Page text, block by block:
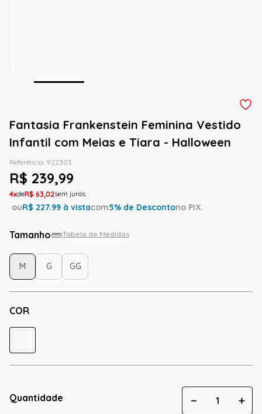
Fantasia Frankenstein Feminina Vestido
Infantil com Meias e Tiara - Halloween
Referência: 922303
R$ 239,99
4 R$ 63,02
ouR$ 227.99 à vistacom5% de Descontono PIX.
Tamanho Tabela de Medidas
COR
M G GG
Quantidade ＋
－